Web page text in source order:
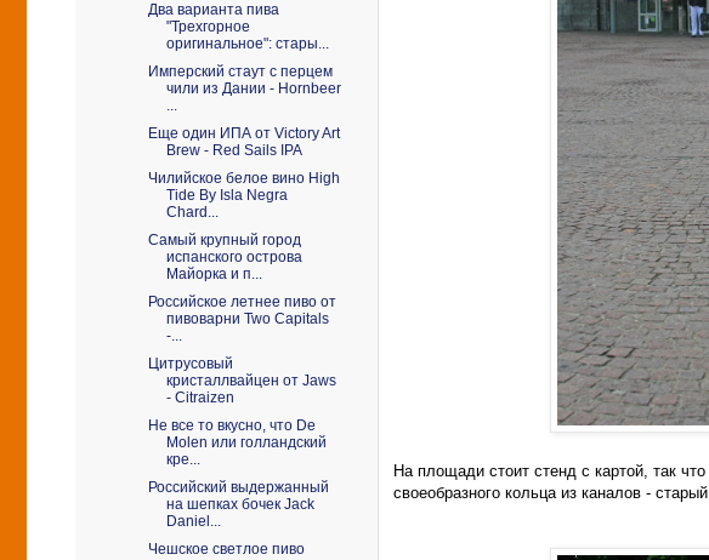
На площади стоит стенд с картой, так
своеобразного кольца из каналов -
Два варианта пива
"Трехгорное
оригинальное": стары...
Имперский стаут с перцем
чили из Дании - Hornbeer
...
Еще один ИПА от Viсtory Art
Brew - Red Sails IPA
Чилийское белое вино High
Tide By Isla Negra
Chard...
Самый крупный город
испанского острова
Майорка и п...
Российское летнее пиво от
пивоварни Two Capitals
-...
Цитрусовый
кристаллвайцен от Jaws
- Citraizen
Не все то вкусно, что De
Molen или голландский
кре...
Российский выдержанный
на шепках бочек Jack
Daniel...
Чешское светлое пиво